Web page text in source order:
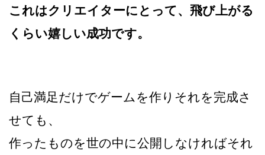
これはクリエイターにとって、飛び上がる
くらい嬉しい成功です。
自己満足だけでゲームを作りそれを完成さ
せても、
作ったものを世の中に公開しなければそれ